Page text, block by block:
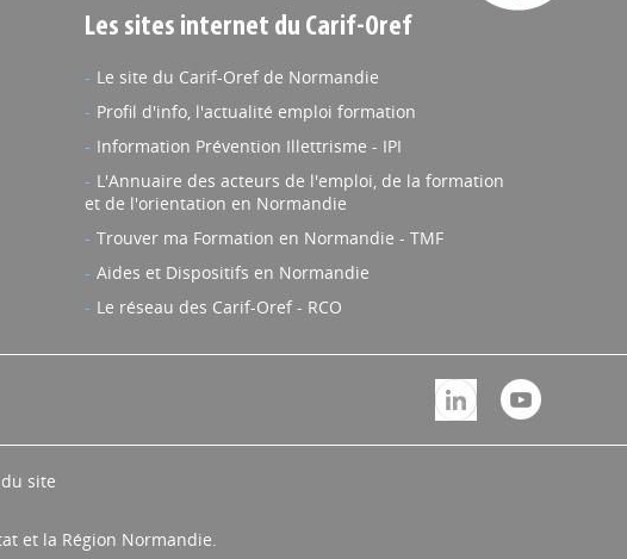
Les sites internet du Carif-Oref
Le site du Carif-Oref de Normandie
Profil d'info, l'actualité emploi formation
Information Prévention Illettrisme - IPI
L'Annuaire des acteurs de l'emploi, de la formation
et de l'orientation en Normandie
Trouver ma Formation en Normandie - TMF
Aides et Dispositifs en Normandie
Le réseau des Carif-Oref - RCO
site
et la Région Normandie.